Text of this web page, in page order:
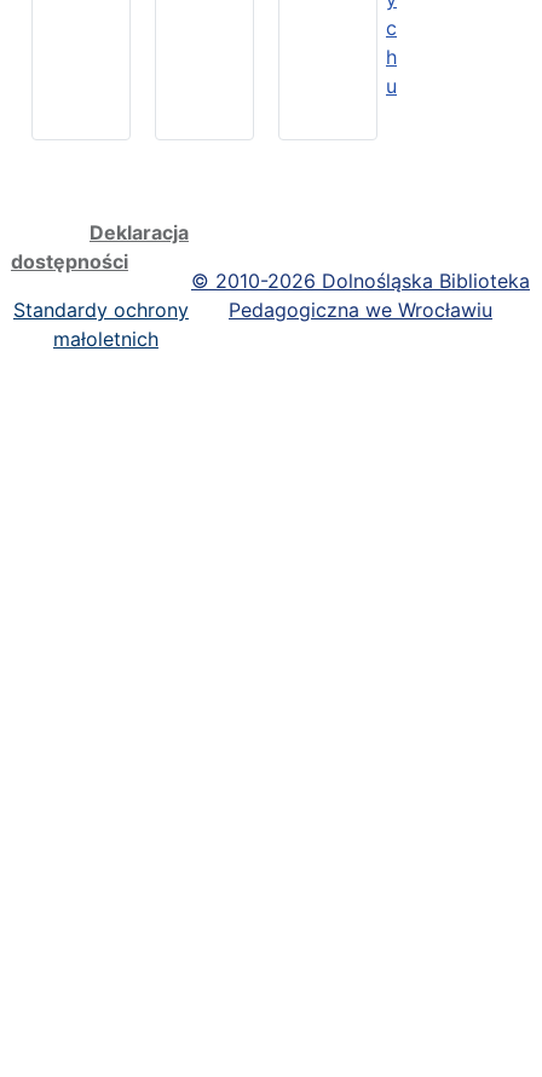
c
h
u
Deklaracja
dostępności
Standardy ochrony
małoletnich
© 2010-2026 Dolnośląska Biblioteka
Pedagogiczna we Wrocławiu